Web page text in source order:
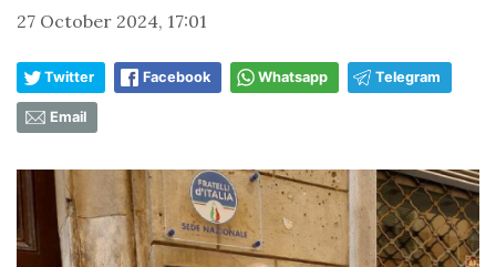
27 October 2024, 17:01
Twitter Facebook Whatsapp Telegram
Email